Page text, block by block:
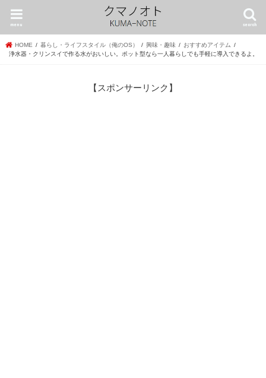
search
menu
HOME 暮らし・ライフスタイル（俺のOS） 興味・趣味
おすすめアイテム
浄水器・クリンスイで作る水がおいしい。ポット型なら一人暮らしでも手軽に導入できるよ。
【スポンサーリンク】